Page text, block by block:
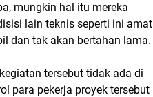
mungkin hal itu mereka
lain teknis seperti ini amat
dan tak akan bertahan lama.
tersebut tidak ada di
para pekerja proyek tersebut